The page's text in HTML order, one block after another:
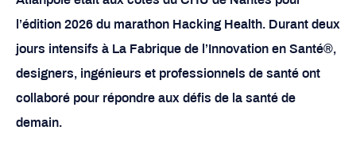
l’édition 2026 du marathon Hacking Health. Durant deux
jours intensifs à La Fabrique de l’Innovation en Santé®,
designers, ingénieurs et professionnels de santé ont
collaboré pour répondre aux défis de la santé de
demain.